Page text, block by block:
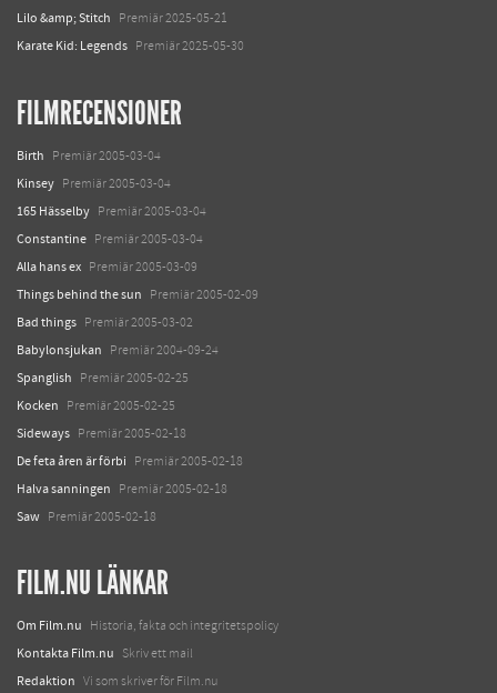
Lilo &amp; Stitch Premiär 2025-05-21
Karate Kid: Legends Premiär 2025-05-30
FILMRECENSIONER
Birth Premiär 2005-03-04
Kinsey Premiär 2005-03-04
165 Hässelby Premiär 2005-03-04
Constantine Premiär 2005-03-04
Alla hans ex Premiär 2005-03-09
Things behind the sun Premiär 2005-02-09
Bad things Premiär 2005-03-02
Babylonsjukan Premiär 2004-09-24
Spanglish Premiär 2005-02-25
Kocken Premiär 2005-02-25
Sideways Premiär 2005-02-18
De feta åren är förbi Premiär 2005-02-18
Halva sanningen Premiär 2005-02-18
Saw Premiär 2005-02-18
FILM.NU LÄNKAR
Om Film.nu Historia, fakta och integritetspolicy
Kontakta Film.nu Skriv ett mail
Redaktion Vi som skriver för Film.nu